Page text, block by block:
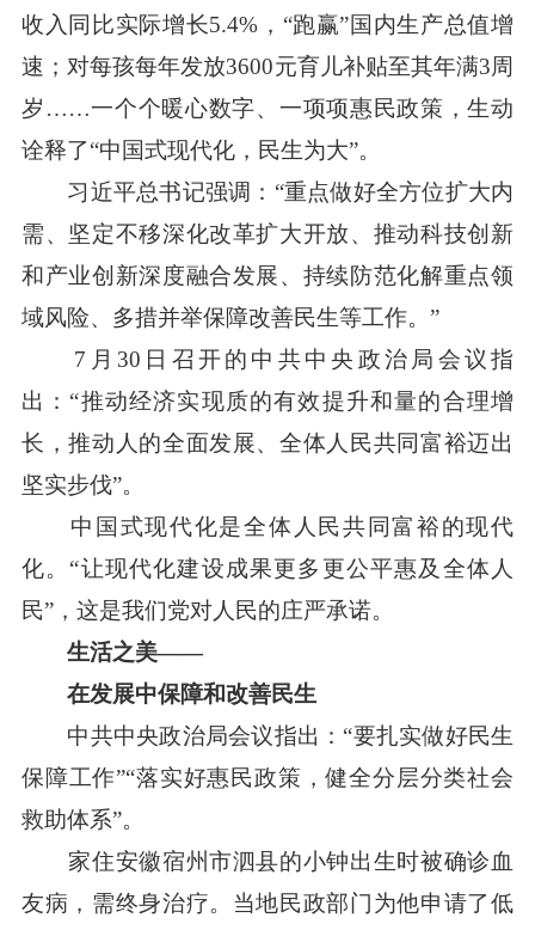
收入同比实际增长5.4%，“跑赢”国内生产总值增
速；对每孩每年发放3600元育儿补贴至其年满3周
岁……一个个暖心数字、一项项惠民政策，生动
诠释了“中国式现代化，民生为大”。
习近平总书记强调：“重点做好全方位扩大内
需、坚定不移深化改革扩大开放、推动科技创新
和产业创新深度融合发展、持续防范化解重点领
域风险、多措并举保障改善民生等工作。”
7月30日召开的中共中央政治局会议指
出：“推动经济实现质的有效提升和量的合理增
长，推动人的全面发展、全体人民共同富裕迈出
坚实步伐”。
中国式现代化是全体人民共同富裕的现代
化。“让现代化建设成果更多更公平惠及全体人
民”，这是我们党对人民的庄严承诺。
生活之美——
在发展中保障和改善民生
中共中央政治局会议指出：“要扎实做好民生
保障工作”“落实好惠民政策，健全分层分类社会
救助体系”。
家住安徽宿州市泗县的小钟出生时被确诊血
友病，需终身治疗。当地民政部门为他申请了低